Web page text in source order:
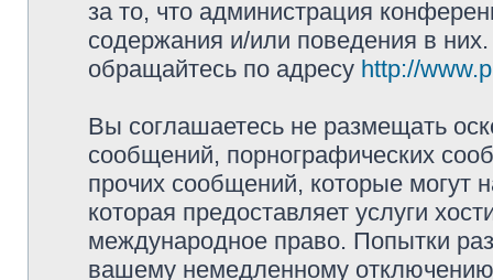
за то, что администрация
содержания и/или поведения в
обращайтесь по адресу http://
Вы соглашаетесь не размещать
сообщений, порнографических
прочих сообщений, которые могут
которая предоставляет услуги
международное право. Попытки
вашему немедленному